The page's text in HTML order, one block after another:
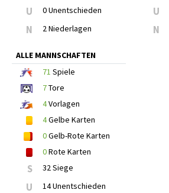
U 0 Unentschieden
N 2 Niederlagen
U
N
ALLE MANNSCHAFTEN
71 Spiele
7Tore
4Vorlagen
4Gelbe Karten
0Gelb-Rote Karten
0Rote Karten
S 32 Siege
U 14 Unentschieden